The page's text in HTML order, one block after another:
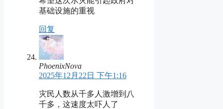
基础设施的重视
回复
PhoenixNova
2025年12月22日 下午1:16
灾民人数从千多人激增到八
千多，这速度太吓人了